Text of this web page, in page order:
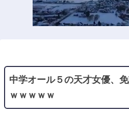
中学オール５の天才女優、
ｗｗｗｗｗ